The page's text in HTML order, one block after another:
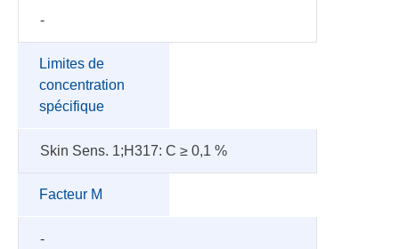
-
Limites de
concentration
spécifique
Skin Sens. 1;H317: C ≥ 0,1 %
Facteur M
-